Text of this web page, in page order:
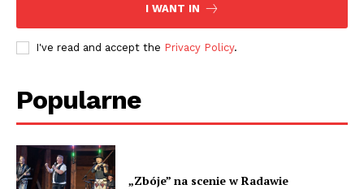
I WANT IN
I've read and accept the Privacy Policy.
Popularne
„Zbóje” na scenie w Radawie